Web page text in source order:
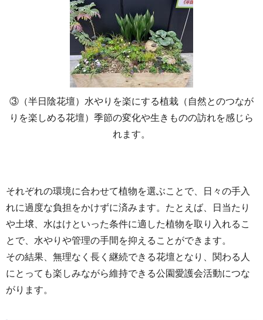
③（半日陰花壇）水やりを楽にする植栽（自然とのつなが
りを楽しめる花壇）季節の変化や生きものの訪れを感じら
れます。
それぞれの環境に合わせて植物を選ぶことで、日々の手入
れに過度な負担をかけずに済みます。たとえば、日当たり
や土壌、水はけといった条件に適した植物を取り入れるこ
とで、水やりや管理の手間を抑えることができます。
その結果、無理なく長く継続できる花壇となり、関わる人
にとっても楽しみながら維持できる公園愛護会活動につな
がります。